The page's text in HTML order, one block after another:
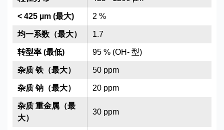
2 %
1.7
95 % (OH- 型)
50 ppm
20 ppm
30 ppm
< 425 µm (最大)
均一系数（最大）
转型率 (最低)
杂质 铁（最大）
杂质 钠（最大）
杂质 重金属（最
大）